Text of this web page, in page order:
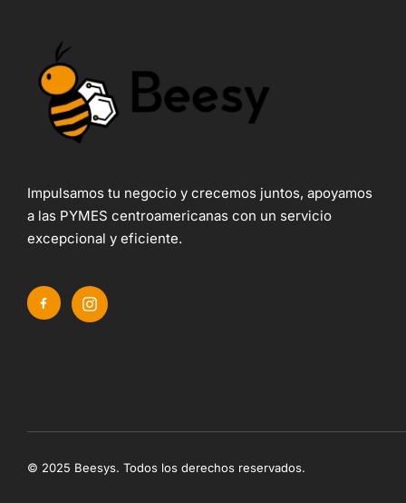
Impulsamos tu negocio y crecemos juntos, apoyamos
a las PYMES centroamericanas con un servicio
excepcional y eficiente.
© 2025 Beesys. Todos los derechos reservados.